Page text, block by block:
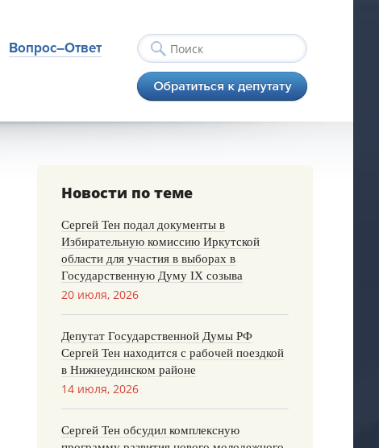
Вопрос–Ответ
Новости по теме
Сергей Тен подал документы в
Избирательную комиссию Иркутской
области для участия в выборах в
Государственную Думу IX созыва
20 июля, 2026
Депутат Государственной Думы РФ
Сергей Тен находится с рабочей поездкой
в Нижнеудинском районе
14 июля, 2026
Сергей Тен обсудил комплексную